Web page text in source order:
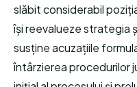
slăbit considerabil
își reevalueze strategia
susține acuzațiile
întârzierea procedurilor